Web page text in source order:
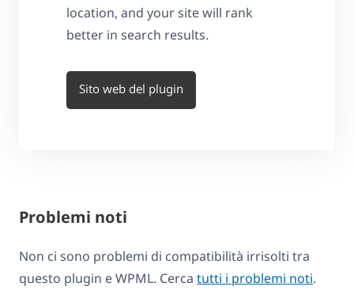
location, and your site will rank
better in search results.
Sito web del plugin
Problemi noti
Non ci sono problemi di compatibilità irrisolti tra
questo plugin e WPML. Cerca tutti i problemi noti.